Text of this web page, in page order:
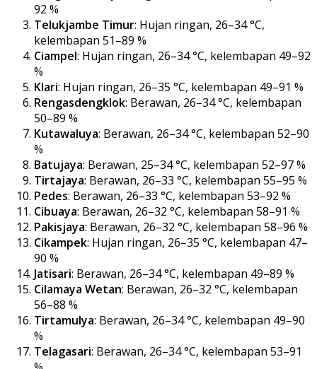
92 %
Telukjambe Timur: Hujan ringan, 26–34 °C,
kelembapan 51–89 %
Ciampel: Hujan ringan, 26–34 °C, kelembapan 49–92
%
Klari: Hujan ringan, 26–35 °C, kelembapan 49–91 %
Rengasdengklok: Berawan, 26–34 °C, kelembapan
50–89 %
Kutawaluya: Berawan, 26–34 °C, kelembapan 52–90
%
Batujaya: Berawan, 25–34 °C, kelembapan 52–97 %
Tirtajaya: Berawan, 26–33 °C, kelembapan 55–95 %
Pedes: Berawan, 26–33 °C, kelembapan 53–92 %
Cibuaya: Berawan, 26–32 °C, kelembapan 58–91 %
Pakisjaya: Berawan, 26–32 °C, kelembapan 58–96 %
Cikampek: Hujan ringan, 26–35 °C, kelembapan 47–
90 %
Jatisari: Berawan, 26–34 °C, kelembapan 49–89 %
Cilamaya Wetan: Berawan, 26–32 °C, kelembapan
56–88 %
Tirtamulya: Berawan, 26–34 °C, kelembapan 49–90
%
Telagasari: Berawan, 26–34 °C, kelembapan 53–91